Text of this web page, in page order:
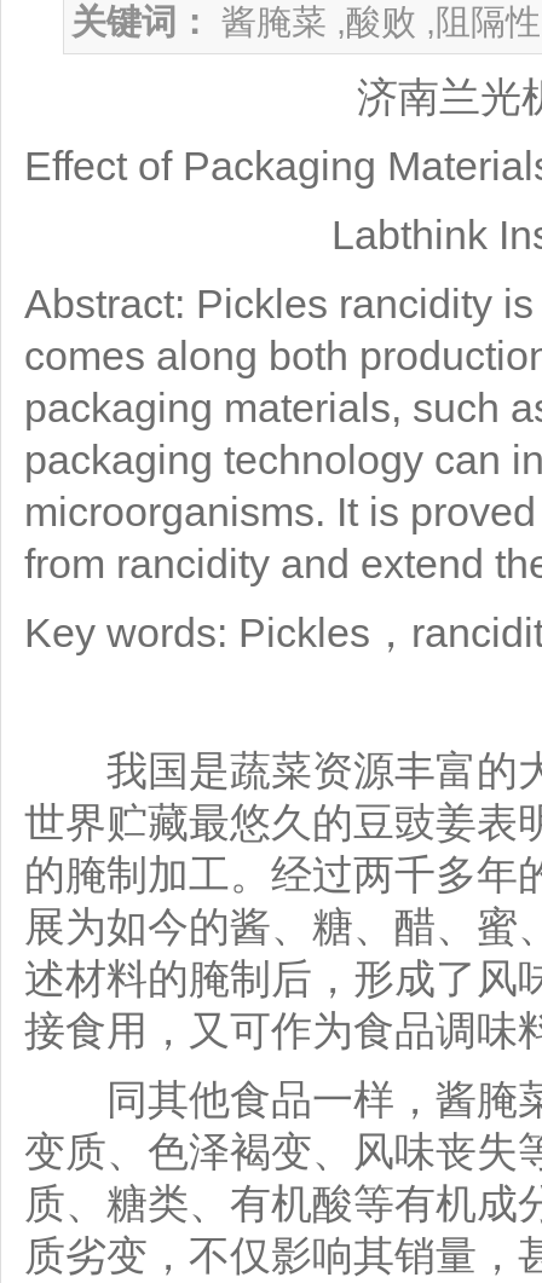
关键词： 酱腌菜 ,酸败 ,阻隔
济南兰光
Effect of Packaging
Labthink
Abstract: Pickles rancidity
comes along both
packaging materials, such
packaging technology can
microorganisms. It is
from rancidity and extend
Key words: Pickles，
我国是蔬菜资源丰富的
世界贮藏最悠久的豆豉姜表
的腌制加工。经过两千多年
展为如今的酱、糖、醋、蜜
述材料的腌制后，形成了风
接食用，又可作为食品调味
同其他食品一样，酱腌
变质、色泽褐变、风味丧失
质、糖类、有机酸等有机成
质劣变，不仅影响其销量，